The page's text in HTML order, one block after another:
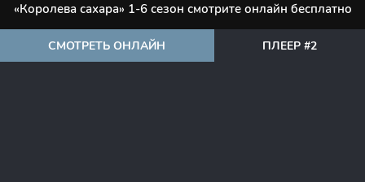
«Королева сахара» 1-6 сезон смотрите онлайн бесплатно
СМОТРЕТЬ ОНЛАЙН ПЛЕЕР #2